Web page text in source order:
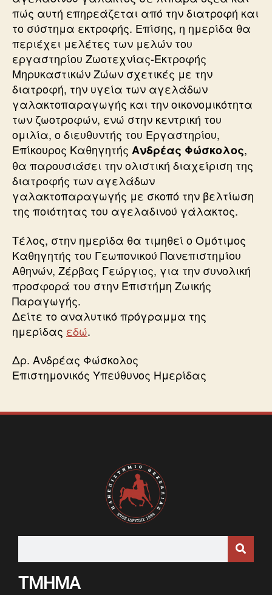
πώς αυτή επηρεάζεται από την διατροφή και
το σύστημα εκτροφής. Επίσης, η ημερίδα θα
περιέχει μελέτες των μελών του
εργαστηρίου Ζωοτεχνίας-Εκτροφής
Μηρυκαστικών Ζώων σχετικές με την
διατροφή, την υγεία των αγελάδων
γαλακτοπαραγωγής και την οικονομικότητα
των ζωοτροφών, ενώ στην κεντρική του
ομιλία, ο διευθυντής του Εργαστηρίου,
Επίκουρος Καθηγητής Ανδρέας Φώσκολος,
θα παρουσιάσει την ολιστική διαχείριση της
διατροφής των αγελάδων
γαλακτοπαραγωγής με σκοπό την βελτίωση
της ποιότητας του αγελαδινού γάλακτος.
Τέλος, στην ημερίδα θα τιμηθεί ο Ομότιμος
Καθηγητής του Γεωπονικού Πανεπιστημίου
Αθηνών, Ζέρβας Γεώργιος, για την συνολική
προσφορά του στην Επιστήμη Ζωικής
Παραγωγής.
Δείτε το αναλυτικό πρόγραμμα της
ημερίδας εδώ.
Δρ. Ανδρέας Φώσκολος
Επιστημονικός Υπεύθυνος Ημερίδας
ΤΜΗΜΑ